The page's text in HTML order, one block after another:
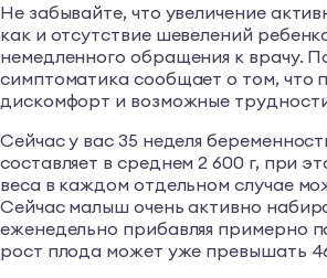
Не забывайте, что увеличение
как и отсутствие шевелений
немедленного обращения к врачу.
симптоматика сообщает о том, что
дискомфорт и возможные
Сейчас у вас 35 неделя
составляет в среднем 2 600 г, при
веса в каждом отдельном случае
Сейчас малыш очень активно
еженедельно прибавляя примерно
рост плода может уже превышать